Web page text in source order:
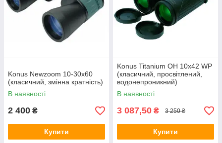
Konus Newzoom 10-30x60
(класичний, змінна кратність)
В наявності
2 400 ₴
Купити
Konus Titanium OH 10x42 WP
(класичний, просвітлений,
водонепроникний)
В наявності
3 087,50 ₴ 3 250 ₴
Купити